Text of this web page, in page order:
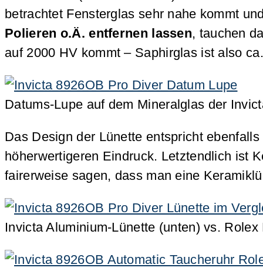
betrachtet Fensterglas sehr nahe kommt
Polieren o.Ä. entfernen lassen, tauchen
auf 2000 HV kommt – Saphirglas ist also
Datums-Lupe auf dem Mineralglas der
Das Design der Lünette entspricht
höherwertigeren Eindruck. Letztendlich ist
fairerweise sagen, dass man eine
Invicta Aluminium-Lünette (unten) vs.